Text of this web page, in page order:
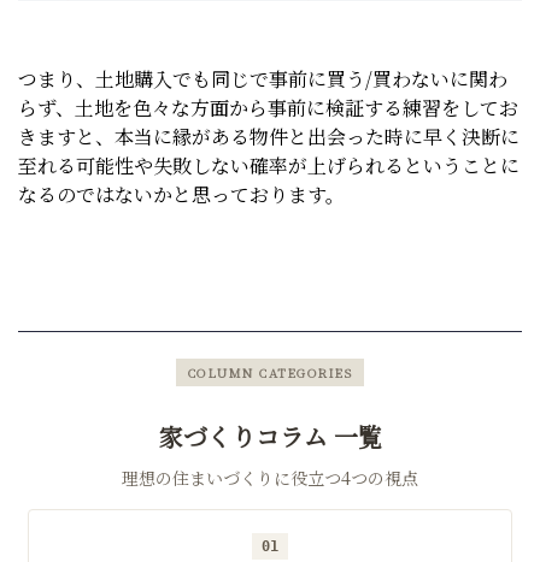
つまり、土地購入でも同じで事前に買う/買わないに関わ
らず、土地を色々な方面から事前に検証する練習をしてお
きますと、本当に縁がある物件と出会った時に早く決断に
至れる可能性や失敗しない確率が上げられるということに
なるのではないかと思っております。
COLUMN CATEGORIES
家づくりコラム 一覧
理想の住まいづくりに役立つ4つの視点
01